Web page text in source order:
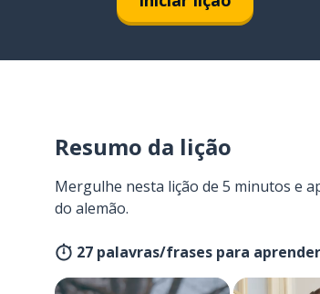
Resumo da lição
Mergulhe nesta lição de 5 minutos e
do alemão.
27 palavras/frases para aprender